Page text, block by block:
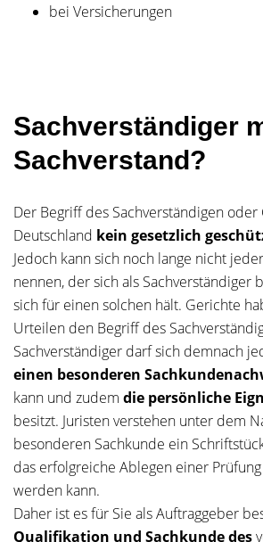
bei Versicherungen
Sachverständiger
Sachverstand?
Der Begriff des Sachverständigen
Deutschland kein gesetzlich
Jedoch kann sich noch lange nicht
nennen, der sich als Sachverständiger
sich für einen solchen hält. Gerichte
Urteilen den Begriff des
Sachverständiger darf sich demnach
einen besonderen
kann und zudem die persönliche
besitzt. Juristen verstehen unter dem
besonderen Sachkunde ein
das erfolgreiche Ablegen einer
werden kann.
Daher ist es für Sie als Auftraggeber
Qualifikation und Sachkunde des